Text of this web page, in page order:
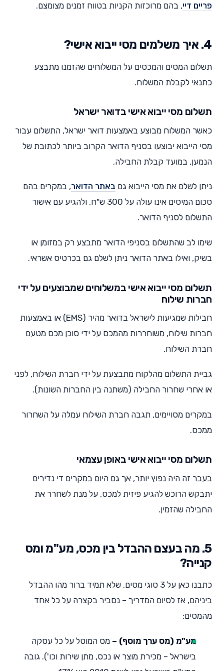
פריים דיי, בהם מרוכזות הקניות בטווח זמנים מצומצם.
4. איך משלמים מסי ייבוא אישי?
תשלום המסים והמכסים על המשלוחים שהזמנו מתבצע
כתנאי לקבלת המשלוח.
תשלום מסי ייבוא אישי בדואר ישראל
כאשר המשלוח מבוצע באמצעות דואר ישראל, התשלום עבור
מסי הייבוא יבוצעו בסניף הדואר הקרוב ביותר לכתובת של
הנמען, במועד קבלת החבילה.
ניתן לשלם את מסי הייבוא גם באתר הדואר, במקרים בהם
סכום המיסים אינו עולה על 300 ש"ח, ולהגיע עם אישור
התשלום לסניף הדואר.
שימו לב שהתשלום בסניפי הדואר מתבצע רק במזומן או
בשיק, ואילו באתר הדואר ניתן לשלם גם בכרטיס אשראי.
תשלום מסי ייבוא אישי במשלוחים שמבוצעים על ידי
חברות שילוח
חבילות שמגיעות לישראל בדואר מהיר (EMS) או באמצעות
חברות שילוח, משוחררות מהמכס על ידי סוכן מכס מטעם
חברת השילוח.
גביית התשלום מהלקוח מתבצעת על ידי חברת השילוח, לפני
או אחרי שחרור החבילה (משתנה בין החברות השונות).
במקרים מסויימים, תגבה חברת השילוח עמלה על השחרור
ממכס.
תשלום מסי ייבוא אישי באופן עצמאי
בעבר זה היה נפוץ יותר, אך גם היום במקרים די נדירים
יתבקש הרוכש להגיע פיזית למכס, על מנת לשחרר את
החבילה שהזמין.
5. מה בעצם ההבדל בין מכס, מע"מ ומס
קנייה?
כתבנו כאן על 3 סוגי מסים, שלא תמיד ברור מהו ההבדל
ביניהם, אז לסיום המדריך – נסביר בקצרה על כל אחד
מהמסים:
מע"מ (מס ערך מוסף) – מס המוטל על כל עסקה
בישראל – מכירת מוצר או נכס, מתן שירות וכו'). גובה